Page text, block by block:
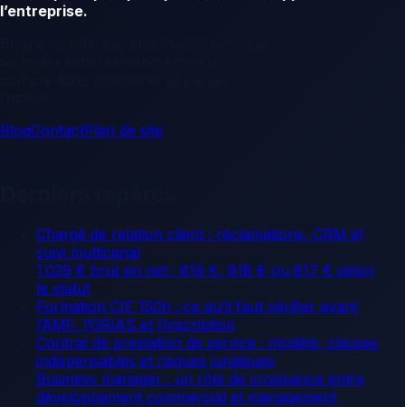
l’entreprise.
BlogContactPlan de site
Chargé de relation client : réclamations, CRM et
suivi multicanal
1 029 € brut en net : 819 €, 818 € ou 817 € selon
le statut
Formation CIF 150h : ce qu’il faut vérifier avant
l’AMF, l’ORIAS et l’inscription
Contrat de prestation de service : modèle, clauses
indispensables et risques juridiques
Business manager : un rôle de croissance entre
développement commercial et management